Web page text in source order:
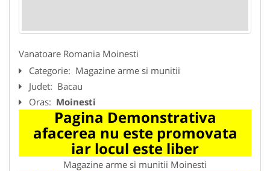
Vanatoare Romania Moinesti
Categorie: Magazine arme si munitii
Judet: Bacau
Oras: Moinesti
Pagina Demonstrativa
afacerea nu este promovata
iar locul este liber
Magazine arme si munitii Moinesti